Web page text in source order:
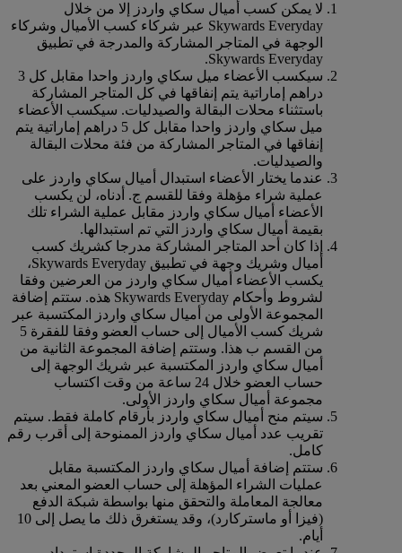
لا يمكن كسب أميال سكاي واردز إلا من خلال
Skywards Everyday عبر شركاء كسب الأميال وشركاء
الوجهة في المتاجر المشاركة والمدرجة في تطبيق
Skywards Everyday.
سيكسب الأعضاء ميل سكاي واردز واحدا مقابل كل 3
دراهم إماراتية يتم إنفاقها في كل المتاجر المشاركة
باستثناء محلات البقالة والصيدليات. سيكسب الأعضاء
ميل سكاي واردز واحدا مقابل كل 5 دراهم إماراتية يتم
إنفاقها في المتاجر المشاركة من فئة محلات البقالة
والصيدليات.
عندما يختار الأعضاء استبدال أميال سكاي واردز على
عملية شراء مؤهلة وفقا للقسم ج. أدناه، لن يكسب
الأعضاء أميال سكاي واردز مقابل عملية الشراء تلك
بقيمة أميال سكاي واردز التي تم استبدالها.
إذا كان أحد المتاجر المشاركة مدرجا كشريك كسب
أميال وشريك وجهة في تطبيق Skywards Everyday،
يكسب الأعضاء أميال سكاي واردز من العرضين وفقا
لشروط وأحكام Skywards Everyday هذه. ستتم إضافة
المجموعة الأولى من أميال سكاي واردز المكتسبة عبر
شريك كسب الأميال إلى حساب العضو وفقا للفقرة 5
من القسم ب هذا. وستتم إضافة المجموعة الثانية من
أميال سكاي واردز المكتسبة عبر شريك الوجهة إلى
حساب العضو خلال 24 ساعة من وقت اكتساب
مجموعة أميال سكاي واردز الأولى.
سيتم منح أميال سكاي واردز بأرقام كاملة فقط. سيتم
تقريب عدد أميال سكاي واردز الممنوحة إلى أقرب رقم
كامل.
ستتم إضافة أميال سكاي واردز المكتسبة مقابل
عمليات الشراء المؤهلة إلى حساب العضو المعني بعد
معالجة المعاملة والتحقق منها بواسطة شبكة الدفع
(فيزا أو ماستركارد)، وقد يستغرق ذلك ما يصل إلى 10
أيام.